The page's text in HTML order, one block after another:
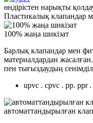
өндірістен нарықты
Пластикалық клапандар
100% жаңа шикізат
Барлық клапандар мен
материалдардан жасалған.
пен тығыздаудың
upvc . cpvc . pp. ppr .
автоматтандырылған